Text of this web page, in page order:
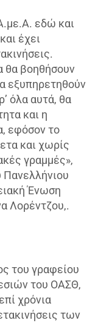
εδώ και
έχει
θα βοηθήσουν
εξυπηρετηθούν
όλα αυτά, θα
και η
εφόσον το
και χωρίς
γραμμές»,
Πανελλήνιου
Ένωση
Λορέντζου,.
του γραφείου
του ΟΑΣΘ,
χρόνια
των